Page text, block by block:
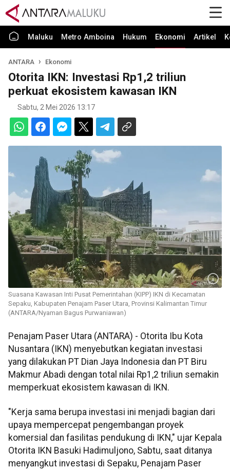
Maluku Metro Amboina Hukum Ekonomi Artikel
ANTARA Ekonomi
Otorita IKN: Investasi Rp1,2 triliun
perkuat ekosistem kawasan IKN
Sabtu, 2 Mei 2026 13:17
Suasana Kawasan Inti Pusat Pemerintahan (KIPP) IKN di Kecamatan
Sepaku, Kabupaten Penajam Paser Utara, Provinsi Kalimantan Timur
(ANTARA/Nyaman Bagus Purwaniawan)
Penajam Paser Utara (ANTARA) - Otorita Ibu Kota
Nusantara (IKN) menyebutkan kegiatan investasi
yang dilakukan PT Dian Jaya Indonesia dan PT Biru
Makmur Abadi dengan total nilai Rp1,2 triliun semakin
memperkuat ekosistem kawasan di IKN.
"Kerja sama berupa investasi ini menjadi bagian dari
upaya mempercepat pengembangan proyek
komersial dan fasilitas pendukung di IKN," ujar Kepala
Otorita IKN Basuki Hadimuljono, Sabtu, saat ditanya
menyangkut investasi di Sepaku, Penajam Paser